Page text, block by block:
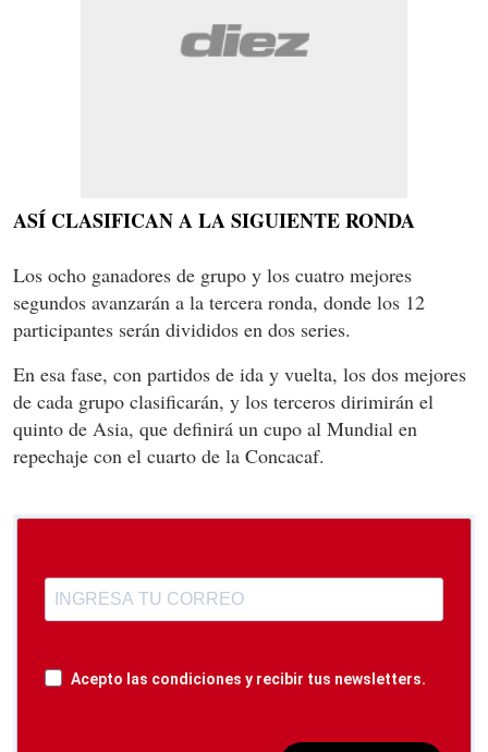
ASÍ CLASIFICAN A LA SIGUIENTE RONDA
Los ocho ganadores de grupo y los cuatro mejores
segundos avanzarán a la tercera ronda, donde los 12
participantes serán divididos en dos series.
En esa fase, con partidos de ida y vuelta, los dos mejores
de cada grupo clasificarán, y los terceros dirimirán el
quinto de Asia, que definirá un cupo al Mundial en
repechaje con el cuarto de la Concacaf.
Acepto las condiciones y recibir tus newsletters.